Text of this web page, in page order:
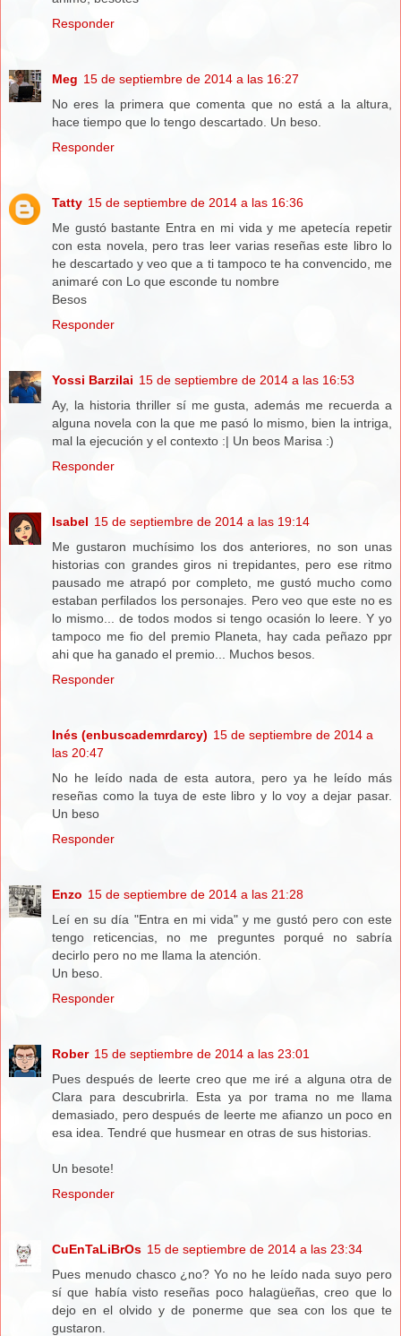
Responder
Meg 15 de septiembre de 2014 a las 16:27
No eres la primera que comenta que no está a la altura,
hace tiempo que lo tengo descartado. Un beso.
Responder
Tatty 15 de septiembre de 2014 a las 16:36
Me gustó bastante Entra en mi vida y me apetecía repetir
con esta novela, pero tras leer varias reseñas este libro lo
he descartado y veo que a ti tampoco te ha convencido, me
animaré con Lo que esconde tu nombre
Besos
Responder
Yossi Barzilai 15 de septiembre de 2014 a las 16:53
Ay, la historia thriller sí me gusta, además me recuerda a
alguna novela con la que me pasó lo mismo, bien la intriga,
mal la ejecución y el contexto :| Un beos Marisa :)
Responder
Isabel 15 de septiembre de 2014 a las 19:14
Me gustaron muchísimo los dos anteriores, no son unas
historias con grandes giros ni trepidantes, pero ese ritmo
pausado me atrapó por completo, me gustó mucho como
estaban perfilados los personajes. Pero veo que este no es
lo mismo... de todos modos si tengo ocasión lo leere. Y yo
tampoco me fio del premio Planeta, hay cada peñazo ppr
ahi que ha ganado el premio... Muchos besos.
Responder
Inés (enbuscademrdarcy) 15 de septiembre de 2014 a
las 20:47
No he leído nada de esta autora, pero ya he leído más
reseñas como la tuya de este libro y lo voy a dejar pasar.
Un beso
Responder
Enzo 15 de septiembre de 2014 a las 21:28
Leí en su día "Entra en mi vida" y me gustó pero con este
tengo reticencias, no me preguntes porqué no sabría
decirlo pero no me llama la atención.
Un beso.
Responder
Rober 15 de septiembre de 2014 a las 23:01
Pues después de leerte creo que me iré a alguna otra de
Clara para descubrirla. Esta ya por trama no me llama
demasiado, pero después de leerte me afianzo un poco en
esa idea. Tendré que husmear en otras de sus historias.
Un besote!
Responder
CuEnTaLiBrOs 15 de septiembre de 2014 a las 23:34
Pues menudo chasco ¿no? Yo no he leído nada suyo pero
sí que había visto reseñas poco halagüeñas, creo que lo
dejo en el olvido y de ponerme que sea con los que te
gustaron.